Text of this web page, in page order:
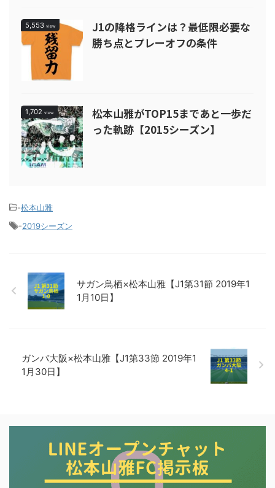
5,553 view
J1の降格ラインは？最低限必要な
勝ち点とプレーオフの条件
1,702 view
松本山雅がTOP15まであと一歩だ
った軌跡【2015シーズン】
-松本山雅
-2019シーズン
サガン鳥栖×松本山雅【J1第31節 2019年1
1月10日】
ガンバ大阪×松本山雅【J1第33節 2019年1
1月30日】